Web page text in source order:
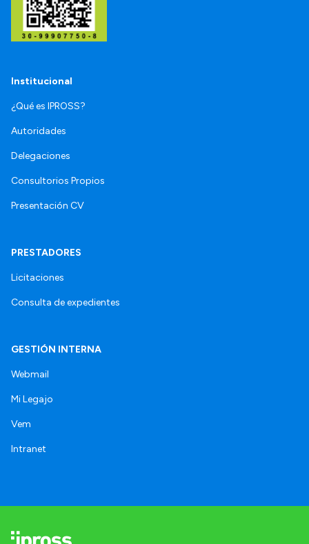
Institucional
¿Qué es IPROSS?
Autoridades
Delegaciones
Consultorios Propios
Presentación CV
PRESTADORES
Licitaciones
Consulta de expedientes
GESTIÓN INTERNA
Webmail
Mi Legajo
Vem
Intranet